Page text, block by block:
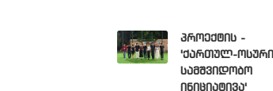
პროექტის -
'ქართულ-ოსური
სამშვიდობო
ინიციატივა'